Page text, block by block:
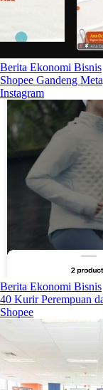
Berita Ekonomi Bisnis
Shopee Gandeng
Instagram
Berita Ekonomi Bisnis
40 Kurir Perempuan
Shopee